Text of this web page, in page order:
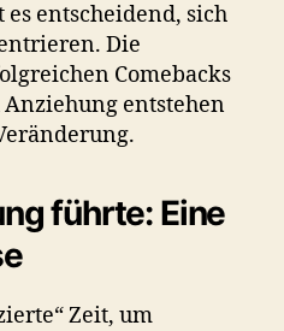
entscheidend, sich
Die
Comebacks
entstehen
führte: Eine
Zeit, um